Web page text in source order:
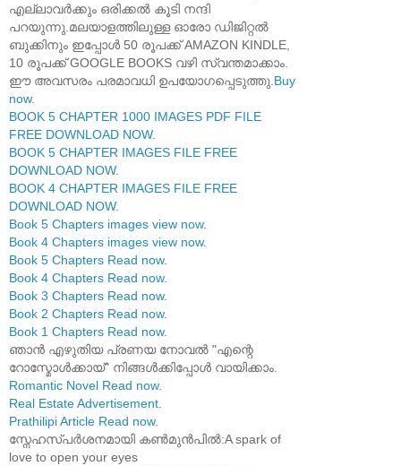
എല്ലാവർക്കും ഒരിക്കൽ കൂടി നന്ദി
പറയുന്നു.മലയാളത്തിലുള്ള ഓരോ ഡിജിറ്റൽ
ബുക്കിനും ഇപ്പോൾ 50 രൂപക്ക് AMAZON KINDLE,
10 രൂപക്ക് GOOGLE BOOKS വഴി സ്വന്തമാക്കാം.
ഈ അവസരം പരമാവധി ഉപയോഗപ്പെടുത്തു.Buy
now.
BOOK 5 CHAPTER 1000 IMAGES PDF FILE
FREE DOWNLOAD NOW.
BOOK 5 CHAPTER IMAGES FILE FREE
DOWNLOAD NOW.
BOOK 4 CHAPTER IMAGES FILE FREE
DOWNLOAD NOW.
Book 5 Chapters images view now.
Book 4 Chapters images view now.
Book 5 Chapters Read now.
Book 4 Chapters Read now.
Book 3 Chapters Read now.
Book 2 Chapters Read now.
Book 1 Chapters Read now.
ഞാൻ എഴുതിയ പ്രണയ നോവൽ "എന്റെ
റോസ്മോൾക്കായ്" നിങ്ങൾക്കിപ്പോൾ വായിക്കാം.
Romantic Novel Read now.
Real Estate Advertisement.
Prathilipi Article Read now.
സ്നേഹസ്പർശനമായി കൺമുൻപിൽ:A spark of
love to open your eyes